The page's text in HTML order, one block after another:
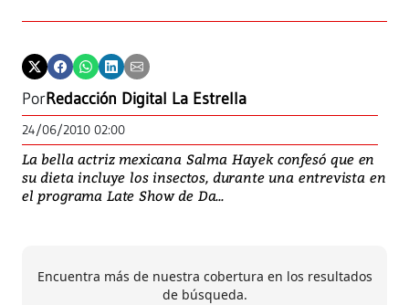
PorRedacción Digital La Estrella
24/06/2010 02:00
La bella actriz mexicana Salma Hayek confesó que en
su dieta incluye los insectos, durante una entrevista en
el programa Late Show de Da...
Encuentra más de nuestra cobertura en los resultados
de búsqueda.